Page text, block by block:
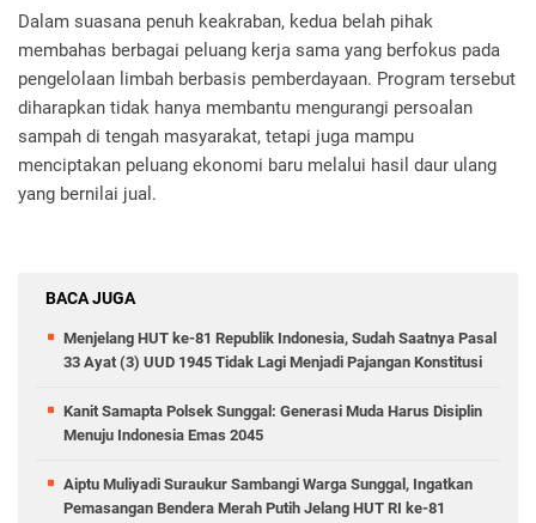
‎Dalam suasana penuh keakraban, kedua belah pihak
membahas berbagai peluang kerja sama yang berfokus pada
pengelolaan limbah berbasis pemberdayaan. Program tersebut
diharapkan tidak hanya membantu mengurangi persoalan
sampah di tengah masyarakat, tetapi juga mampu
menciptakan peluang ekonomi baru melalui hasil daur ulang
yang bernilai jual.
BACA JUGA
Menjelang HUT ke-81 Republik Indonesia, Sudah Saatnya Pasal
33 Ayat (3) UUD 1945 Tidak Lagi Menjadi Pajangan Konstitusi
Kanit Samapta Polsek Sunggal: Generasi Muda Harus Disiplin
Menuju Indonesia Emas 2045
Aiptu Muliyadi Suraukur Sambangi Warga Sunggal, Ingatkan
Pemasangan Bendera Merah Putih Jelang HUT RI ke-81